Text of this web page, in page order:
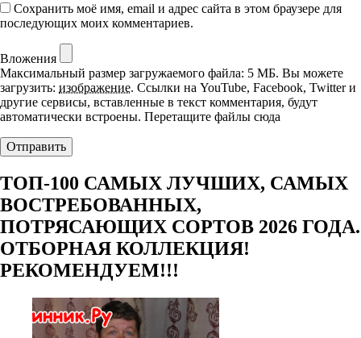
Сохранить моё имя, email и адрес сайта в этом браузере для
последующих моих комментариев.
Вложения
Максимальный размер загружаемого файла: 5 МБ. Вы можете
загрузить: изображение. Ссылки на YouTube, Facebook, Twitter и
другие сервисы, вставленные в текст комментария, будут
автоматически встроены. Перетащите файлы сюда
ТОП-100 САМЫХ ЛУЧШИХ, САМЫХ
ВОСТРЕБОВАННЫХ,
ПОТРЯСАЮЩИХ СОРТОВ 2026 ГОДА.
ОТБОРНАЯ КОЛЛЕКЦИЯ!
РЕКОМЕНДУЕМ!!!